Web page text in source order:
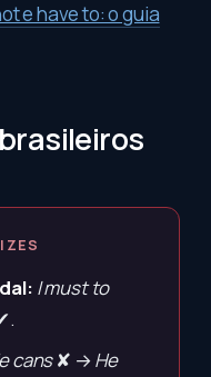
e have to: o guia
I must to
cans✘ →He